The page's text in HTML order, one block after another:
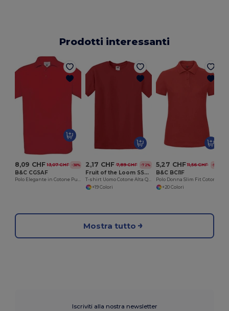
Prodotti interessanti
8,09 CHF 13,07 CHF -38%
B&C CGSAF
Polo Elegante in Cotone Puro
2,17 CHF 7,89 CHF -72%
Fruit of the Loom SS048
T-shirt Uomo Cotone Alta Qualità
+19 Colori
5,27 CHF 11,56 CHF -54%
B&C BCI1F
+20 Colori
Mostra tutto
Iscriviti alla nostra newsletter